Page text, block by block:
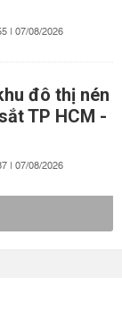
| 07/08/2026
đô thị nén
TP HCM -
| 07/08/2026